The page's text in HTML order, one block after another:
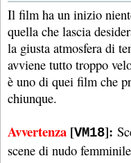
Il film ha un inizio
quella che lascia
la giusta atmosfera di
avviene tutto troppo
è uno di quei film che
chiunque.
Avvertenza [VM18]:
scene di nudo